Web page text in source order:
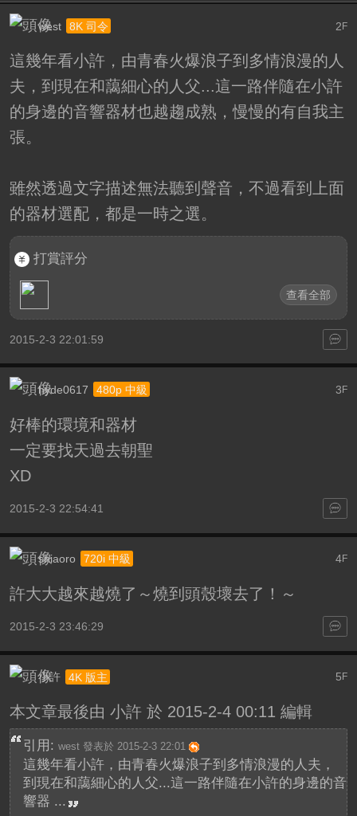
2F
west 8K 司令
這幾年看小許，由青春火爆浪子到多情浪漫的人
夫，到現在和藹細心的人父...這一路伴隨在小許
的身邊的音響器材也越趨成熟，慢慢的有自我主
張。
雖然透過文字描述無法聽到聲音，不過看到上面
的器材選配，都是一時之選。
打賞評分
查看全部
2015-2-3 22:01:59
3 F
hyde0617 480p 中級
好棒的環境和器材
一定要找天過去朝聖
XD
2015-2-3 22:54:41
4F
shiaoro 720i 中級
許大大越來越燒了～燒到頭殼壞去了！～
2015-2-3 23:46:29
5 F
小許 4K 版主
本文章最後由 小許 於 2015-2-4 00:11 編輯
引用: west 發表於 2015-2-3 22:01
這幾年看小許，由青春火爆浪子到多情浪漫的人夫，
到現在和藹細心的人父...這一路伴隨在小許的身邊的音
響器 ...